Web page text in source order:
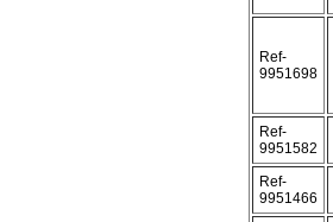
Ref-
9951698
Ref-
9951582
Ref-
9951466